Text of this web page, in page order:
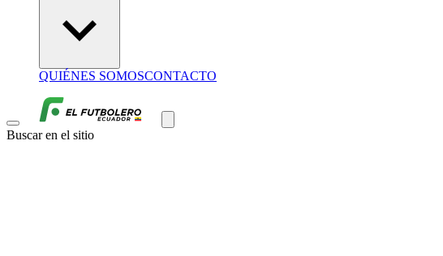
QUIÉNES SOMOSCONTACTO
Buscar en el sitio